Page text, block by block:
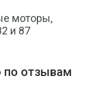
моторы,
и 87
по отзывам